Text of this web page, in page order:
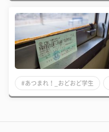
#あつまれ！_おどおど学生